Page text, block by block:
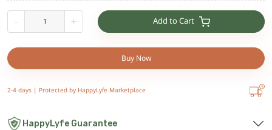
- + Add to Cart
Buy Now
2-4 days | Protected by HappyLyfe Marketplace
HappyLyfe Guarantee